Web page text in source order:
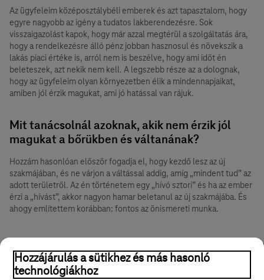
Az ügyfeleim középosztálybéli emberek és azt tapasztalom, hogy
egyre nagyobb az igény a tudatos lakberendezésre. Sok
visszaigazolást kapok, hogy már azzal megtérül a szolgáltatás ára,
hogy a rendelkezésre álló pénz jobban hasznosul és növekszik a
lakás piaci értéke is, arról nem is beszélve, hogy ami időt én
beleteszek, azt nekik nem kell. A legszebb része az a dolognak,
hogy az ügyfeleim olyan környezetben élik a mindennapjaikat,
amiben jól érzik magukat, ami jó hatással van rájuk.
Mit tanácsolnál azoknak, akik nem érzik jól
magukat a bőrükben és váltanának?
Hozzám hasonlóan először fogadja el, hogy kezdő lesz az új
szakmájában, és ne várjon a váltással addig, amíg „mindent tud” az
adott területről. Az én történetem egy „hívó sztori” és ha az ember
érzi a „hívást”, akkor nagyon hamar beletanul az új szakmájába. És
ahogy említettem korábban: fontos az önismereti munka.
Fogyasztói szokások Mesterséges intelligencia (AI)
Hozzájárulás a sütikhez és más hasonló
technológiákhoz